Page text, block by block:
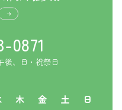
0871
後、日・祝祭日
木 金 土 日